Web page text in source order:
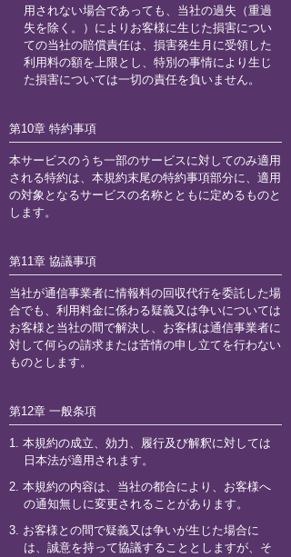
用されない場合であっても、当社の過失（重過
失を除く。）によりお客様に生じた損害につい
ての当社の賠償責任は、損害発生月に受領した
利用料の額を上限とし、特別の事情により生じ
た損害については一切の責任を負いません。
第10章 特約事項
本サービスのうち一部のサービスに対してのみ適用
される特約は、本規約末尾の特約事項部分に、適用
の対象となるサービスの名称とともに定めるものと
します。
第11章 協議事項
当社が通信事業者に情報料の回収代行を委託した場
合でも、利用料金に係わる疑義又は争いについては
お客様と当社の間で解決し、お客様は通信事業者に
対して何らの請求または苦情の申し立てを行わない
ものとします。
第12章 一般条項
1. 本規約の成立、効力、履行及び解釈に対しては
日本法が適用されます。
2. 本規約の内容は、当社の都合により、お客様へ
の通知無しに変更されることがあります。
3. お客様との間で疑義又は争いが生じた場合に
は、誠意を持って協議することとしますが、そ